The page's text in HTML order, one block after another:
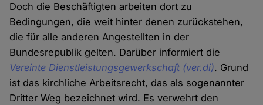
Doch die Beschäftigten arbeiten dort zu
Bedingungen, die weit hinter denen zurückstehen,
die für alle anderen Angestellten in der
Bundesrepublik gelten. Darüber informiert die
Vereinte Dienstleistungsgewerkschaft (ver.di). Grund
ist das kirchliche Arbeitsrecht, das als sogenannter
Dritter Weg bezeichnet wird. Es verwehrt den